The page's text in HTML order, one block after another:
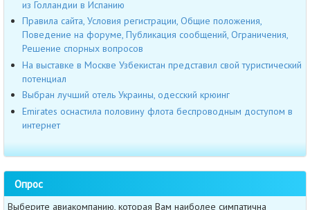
из Голландии в Испанию
Правила сайта, Условия регистрации, Общие положения,
Поведение на форуме, Публикация сообщений, Ограничения,
Решение спорных вопросов
На выставке в Москве Узбекистан представил свой туристический
потенциал
Выбран лучший отель Украины, одесский крюинг
Emirates оснастила половину флота беспроводным доступом в
интернет
Опрос
Выберите авиакомпанию, которая Вам наиболее симпатична